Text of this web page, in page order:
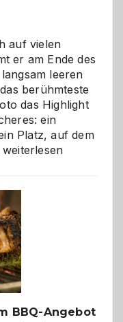
auf vielen
er am Ende des
leeren
berühmteste
das Highlight
ein
Platz, auf dem
Als
–
die
Gelegenheit,
neue
Reiseziele
zu
entdecken
weiterlesen
BBQ-Angebot